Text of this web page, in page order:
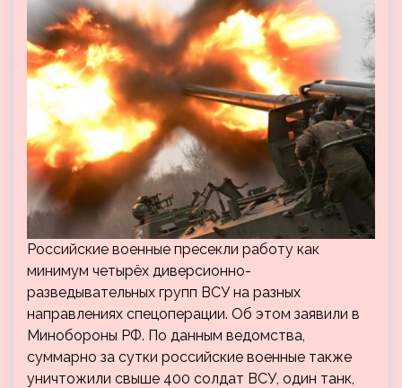
Российские военные пресекли работу как
минимум четырёх диверсионно-
разведывательных групп ВСУ на разных
направлениях спецоперации. Об этом заявили в
Минобороны РФ. По данным ведомства,
суммарно за сутки российские военные также
уничтожили свыше 400 солдат ВСУ, один танк,